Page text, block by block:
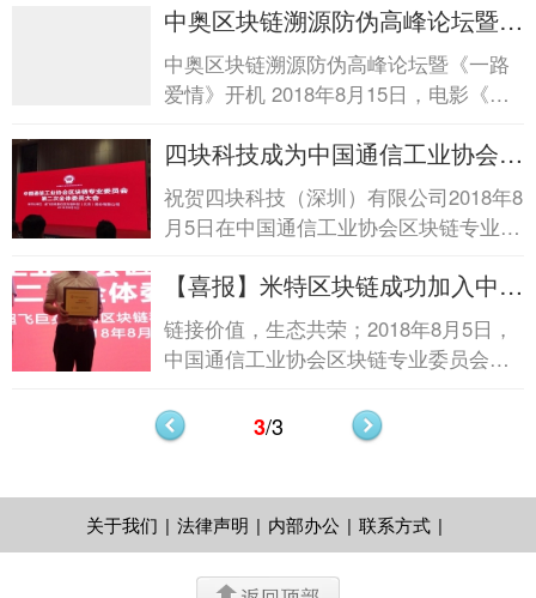
中奥区块链溯源防伪高峰论坛暨
《一路爱情》开机中奥区块链溯源
防伪高峰论坛暨《一路爱情》开机
中奥区块链溯源防伪高峰论坛暨《一路
爱情》开机 2018年8月15日，电影《一
限公司、品源基金、...
四块科技成为中国通信工业协会区
块链专业委员会...四块科技成为中
国通信工业协会区块链专业委员
会...
祝贺四块科技（深圳）有限公司2018年8
月5日在中国通信工业协会区块链专业委
通过，成为中国通信工...
【喜报】米特区块链成功加入中国
通信工业协会区...【喜报】米特区
块链成功加入中国通信工业协会
区...
链接价值，生态共荣；2018年8月5日，
中国通信工业协会区块链专业委员会第
链(大连)有限公司参与本次大会，并荣
膺常务委员单位，正式加入委员会。米
3/3
关于我们 | 法律声明 | 内部办公 | 联系方式 |